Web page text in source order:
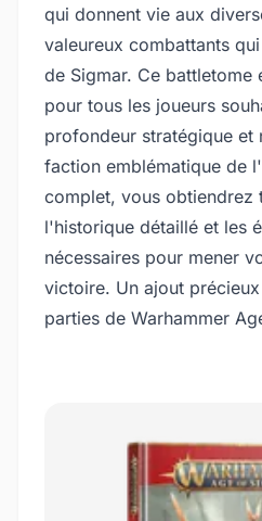
qui donnent vie aux
valeureux combattants
de Sigmar. Ce battletome
pour tous les joueurs
profondeur stratégique et
faction emblématique de
complet, vous obtiendrez
l'historique détaillé et les
nécessaires pour mener
victoire. Un ajout
parties de Warhammer